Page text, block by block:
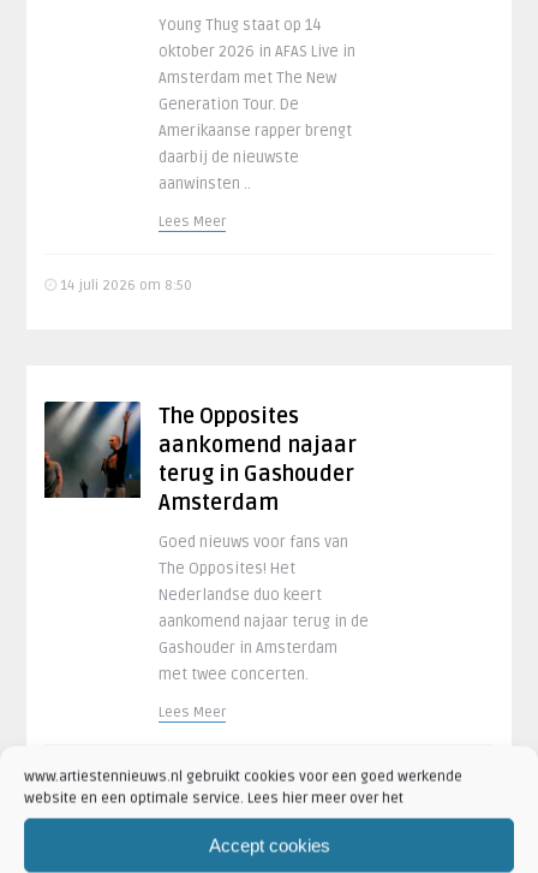
www.artiestennieuws.nl gebruikt cookies voor een goed werkende
website en een optimale service. Lees hier meer over het
Accept cookies
Young Thug staat op 14
oktober 2026 in AFAS Live in
Amsterdam met The New
Generation Tour. De
Amerikaanse rapper brengt
daarbij de nieuwste
aanwinsten ..
Lees Meer
14 juli 2026 om 8:50
The Opposites
aankomend najaar
terug in Gashouder
Amsterdam
Goed nieuws voor fans van
The Opposites! Het
Nederlandse duo keert
aankomend najaar terug in de
Gashouder in Amsterdam
met twee concerten.
Lees Meer
13 juli 2026 om 15:34